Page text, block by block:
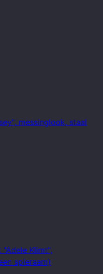
messinglook, staal
Klimt",
spieraam)